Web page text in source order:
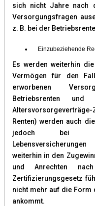
sich nicht Jahre nach
Versorgungsfragen
z. B. bei der
Einzubeziehende
Es werden weiterhin
Vermögen für den
erworbenen
Betriebsrenten
Renten) werden auch
jedoch bei
weiterhin in den
und Anrechten
Zertifizierungsgesetz
nicht mehr auf die Form
ankommt.